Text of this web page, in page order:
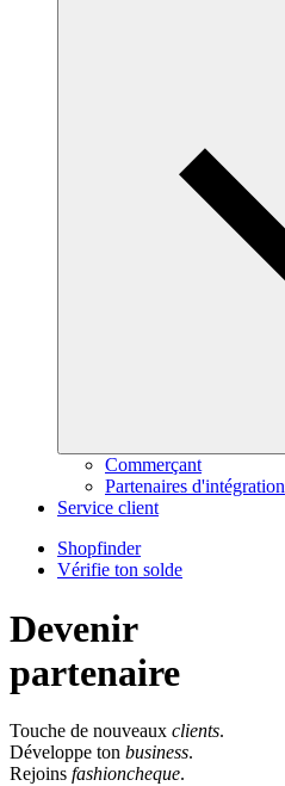
Commerçant
Partenaires d'intégration
Service client
Shopfinder
Vérifie ton solde
Devenir
partenaire
Touche de nouveaux clients.
Développe ton business.
Rejoins fashioncheque.